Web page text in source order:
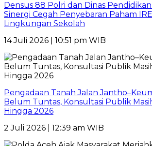
Densus 88 Polri dan Dinas
Sinergi Cegah Penyebaran Paham
Lingkungan Sekolah
14 Juli 2026 | 10:51 pm WIB
Pengadaan Tanah Jalan
Belum Tuntas, Konsultasi Publik
Hingga 2026
2 Juli 2026 | 12:39 am WIB